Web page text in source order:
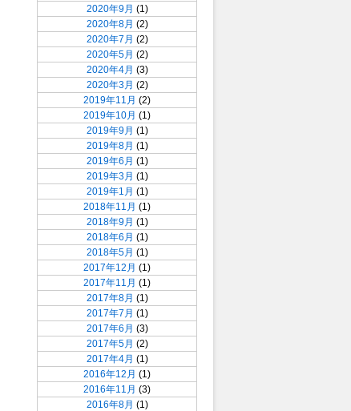
2020年9月 (1)
2020年8月 (2)
2020年7月 (2)
2020年5月 (2)
2020年4月 (3)
2020年3月 (2)
2019年11月 (2)
2019年10月 (1)
2019年9月 (1)
2019年8月 (1)
2019年6月 (1)
2019年3月 (1)
2019年1月 (1)
2018年11月 (1)
2018年9月 (1)
2018年6月 (1)
2018年5月 (1)
2017年12月 (1)
2017年11月 (1)
2017年8月 (1)
2017年7月 (1)
2017年6月 (3)
2017年5月 (2)
2017年4月 (1)
2016年12月 (1)
2016年11月 (3)
2016年8月 (1)